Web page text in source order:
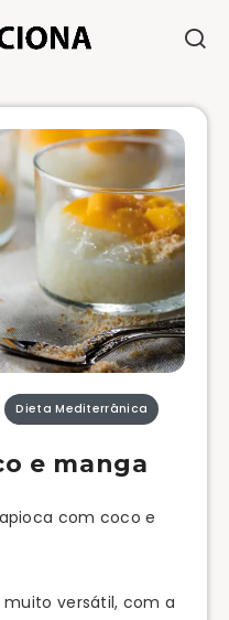
Dieta Mediterrânica
e manga
com coco e
versátil, com a